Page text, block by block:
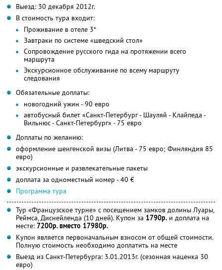
Выезд: 30 декабря 2012г.
В стоимость тура входит:
Проживание в отеле 3*
Завтраки по системе «шведский стол»
Сопровождение русского гида на протяжении всего
маршрута
Экскурсионное обслуживание по всему маршруту
следования
Обязательные доплаты:
новогодний ужин - 90 евро
автобусный билет «Санкт-Петербург - Шауляй - Клайпеда -
Вильнюс - Санкт-Петербург» - 75 евро
Доплаты по желанию:
оформление шенгенской визы (Литва - 75 евро; Финляндия 85
евро)
экскурсионные и развлекательные пакеты
доплата за одноместный номер - 40 €
Программа тура
Тур «Французское турне» с посещением замков долины Луары,
Реймса, Диснейленда (10 дней). Купон за 1790р. и доплата на
месте: 7200р. вместо 17980р.
Купон является первоначальным взносом от общей стоимости.
Полную стоимость необходимо доплатить на месте
Выезд из Санкт-Петербурга: 3.01.2013г. (сезонная наценка 30
евро)